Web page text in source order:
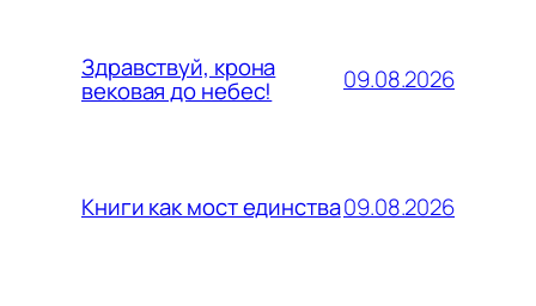
Здравствуй, крона
вековая до небес! 09.08.2026
Книги как мост единства09.08.2026